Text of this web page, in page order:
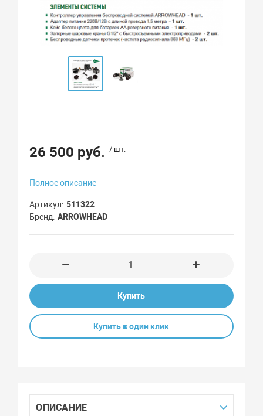
26 500 руб. / шт.
Полное описание
Артикул 511322
Бренд ARROWHEAD
Купить
Купить в один клик
ОПИСАНИЕ